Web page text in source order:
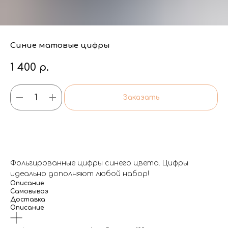
Синие матовые цифры
1 400 р.
Заказать
Фольгированные цифры синего цвета. Цифры
идеально дополняют любой набор!
Описание
Самовывоз
Доставка
Описание